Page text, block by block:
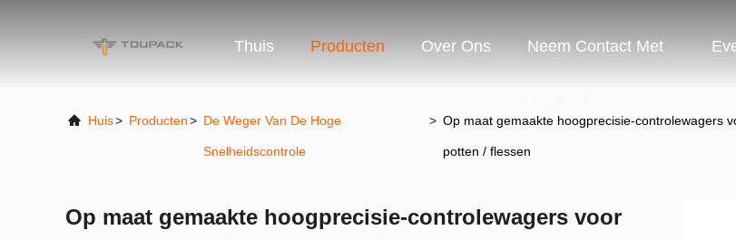
Thuis Producten Over Ons Neem Contact Met
Huis> Producten> De Weger Van De Hoge
Snelheidscontrole
> Op maat gemaakte hoogprecisie-controlewagers
potten / flessen
Op maat gemaakte hoogprecisie-controlewagers voor